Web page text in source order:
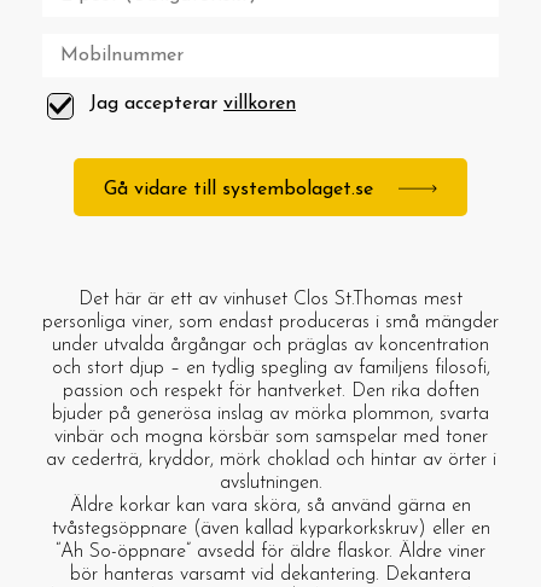
Jag accepterar villkoren
Gå vidare till systembolaget.se
Det här är ett av vinhuset Clos St.Thomas mest
personliga viner, som endast produceras i små mängder
under utvalda årgångar och präglas av koncentration
och stort djup – en tydlig spegling av familjens filosofi,
passion och respekt för hantverket. Den rika doften
bjuder på generösa inslag av mörka plommon, svarta
vinbär och mogna körsbär som samspelar med toner
av cederträ, kryddor, mörk choklad och hintar av örter i
avslutningen.
Äldre korkar kan vara sköra, så använd gärna en
tvåstegsöppnare (även kallad kyparkorkskruv) eller en
“Ah So-öppnare” avsedd för äldre flaskor. Äldre viner
bör hanteras varsamt vid dekantering. Dekantera